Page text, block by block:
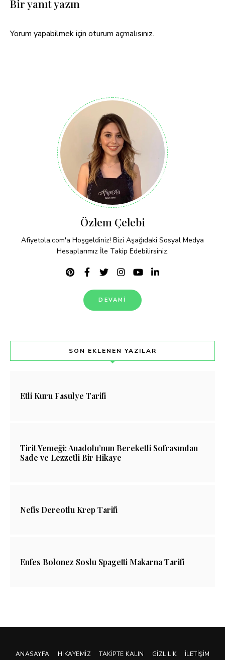
Bir yanıt yazın
Yorum yapabilmek için oturum açmalısınız.
Özlem Çelebi
Afiyetola.com'a Hoşgeldiniz! Bizi Aşağıdaki Sosyal Medya
Hesaplarımız İle Takip Edebilirsiniz.
DEVAMI
SON EKLENEN YAZILAR
Etli Kuru Fasulye Tarifi
Tirit Yemeği: Anadolu’nun Bereketli Sofrasından
Sade ve Lezzetli Bir Hikaye
Nefis Dereotlu Krep Tarifi
Enfes Bolonez Soslu Spagetti Makarna Tarifi
ANASAYFA HIKAYEMIZ TAKIPTE KALIN GIZLILIK İLETIŞIM